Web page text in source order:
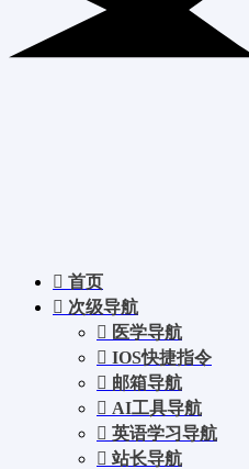
首页
次级导航
医学导航
IOS快捷指令
邮箱导航
AI工具导航
英语学习导航
站长导航